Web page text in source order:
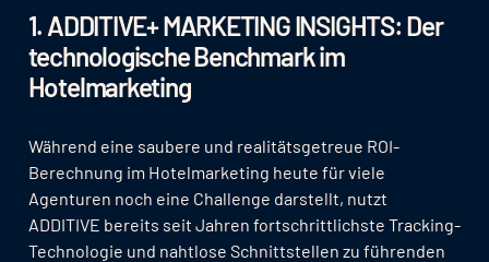
1. ADDITIVE+ MARKETING INSIGHTS: Der
technologische Benchmark im
Hotelmarketing
Während eine saubere und realitätsgetreue ROI-
Berechnung im Hotelmarketing heute für viele
Agenturen noch eine Challenge darstellt, nutzt
ADDITIVE bereits seit Jahren fortschrittlichste Tracking-
Technologie und nahtlose Schnittstellen zu führenden